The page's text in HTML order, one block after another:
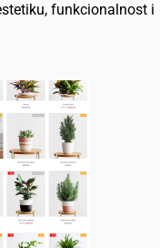
funkcionalnost i